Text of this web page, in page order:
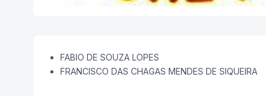
FABIO DE SOUZA LOPES
FRANCISCO DAS CHAGAS MENDES DE SIQUEIRA